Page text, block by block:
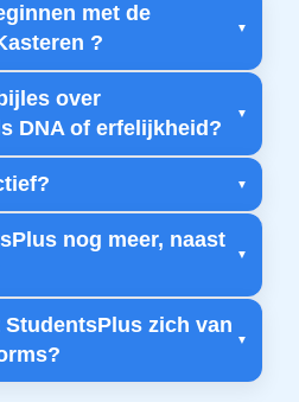
met de
?
over
DNA of erfelijkheid?
nog meer, naast
zich van